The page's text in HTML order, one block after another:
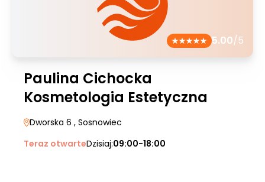
5.00/5
Paulina Cichocka
Kosmetologia Estetyczna
Dworska 6 , Sosnowiec
Teraz otwarteDzisiaj:09:00-18:00